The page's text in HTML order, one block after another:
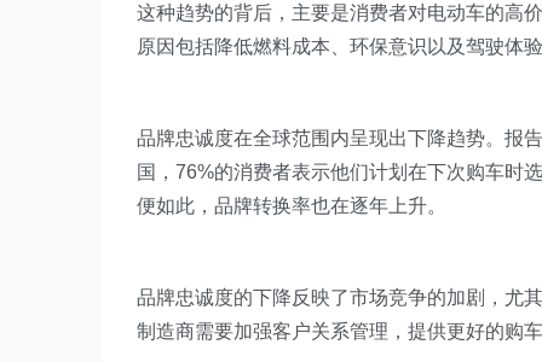
这种趋势的背后，主要是消费者对电动车的高
原因包括降低燃料成本、环保意识以及驾驶体
品牌忠诚度在全球范围内呈现出下降趋势。报
国，76%的消费者表示他们计划在下次购车时
便如此，品牌转换率也在逐年上升。
品牌忠诚度的下降反映了市场竞争的加剧，尤
制造商需要加强客户关系管理，提供更好的购